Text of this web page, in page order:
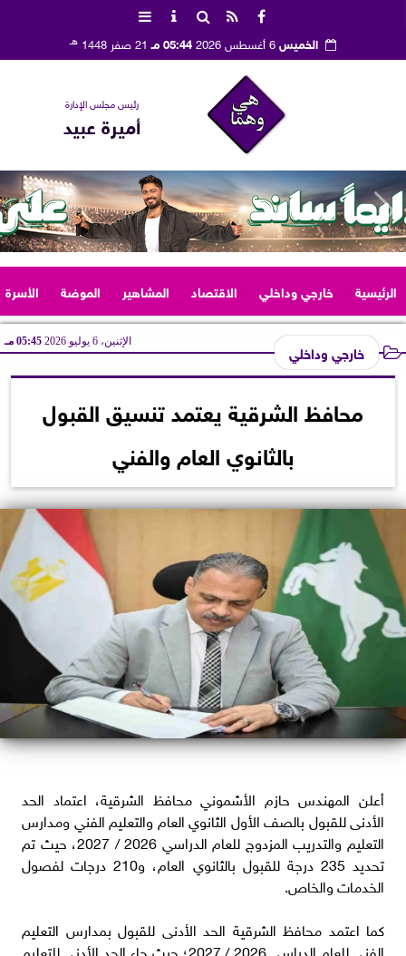
الخميس 05:44 مـ 21 صفر 1448 هـ
رئيس مجلس الإدارة
أميرة عبيد
الرئيسية خارجي وداخلي الاقتصاد المشاهير الموضة الأسرة
خارجي وداخلي الإثنين، 6 يوليو 2026 05:45 مـ
محافظ الشرقية يعتمد تنسيق القبول
بالثانوي العام والفني
​أعلن المهندس حازم الأشموني محافظ الشرقية، اعتماد الحد
الأدنى للقبول بالصف الأول الثانوي العام والتعليم الفني ومدارس
التعليم والتدريب المزدوج للعام الدراسي 2026 / 2027، حيث تم
تحديد 235 درجة للقبول بالثانوي العام، و210 درجات لفصول
الخدمات والخاص.
​كما اعتمد محافظ الشرقية الحد الأدنى للقبول بمدارس التعليم
الفني للعام الدراسي 2026 / 2027؛ حيث جاء الحد الأدنى للتعليم